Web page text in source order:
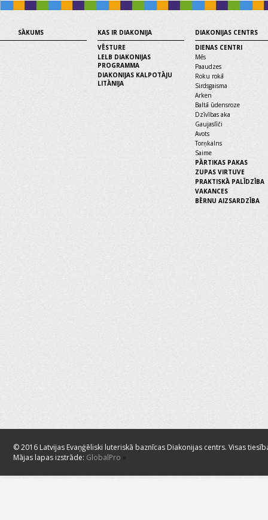
SĀKUMS
KAS IR DIAKONIJA
VĒSTURE
LELB DIAKONIJAS
PROGRAMMA
DIAKONIJAS KALPOTĀJU
LITĀNIJA
DIAKONIJAS CENTRS
DIENAS CENTRI
Mēs
Paaudzes
Roku rokā
Sirdsgaisma
Arken
Baltā ūdensroze
Dzīvības aka
Gaujaslīči
Avots
Torņkalns
Saime
PĀRTIKAS PAKAS
ZUPAS VIRTUVE
PRAKTISKĀ PALĪDZĪBA
VAKANCES
BĒRNU AIZSARDZĪBA
© 2016 Latvijas Evaņģēliski luteriskā baznīcas Diakonijas centrs. Visas
Mājas lapas izstrāde: GlobalPro »